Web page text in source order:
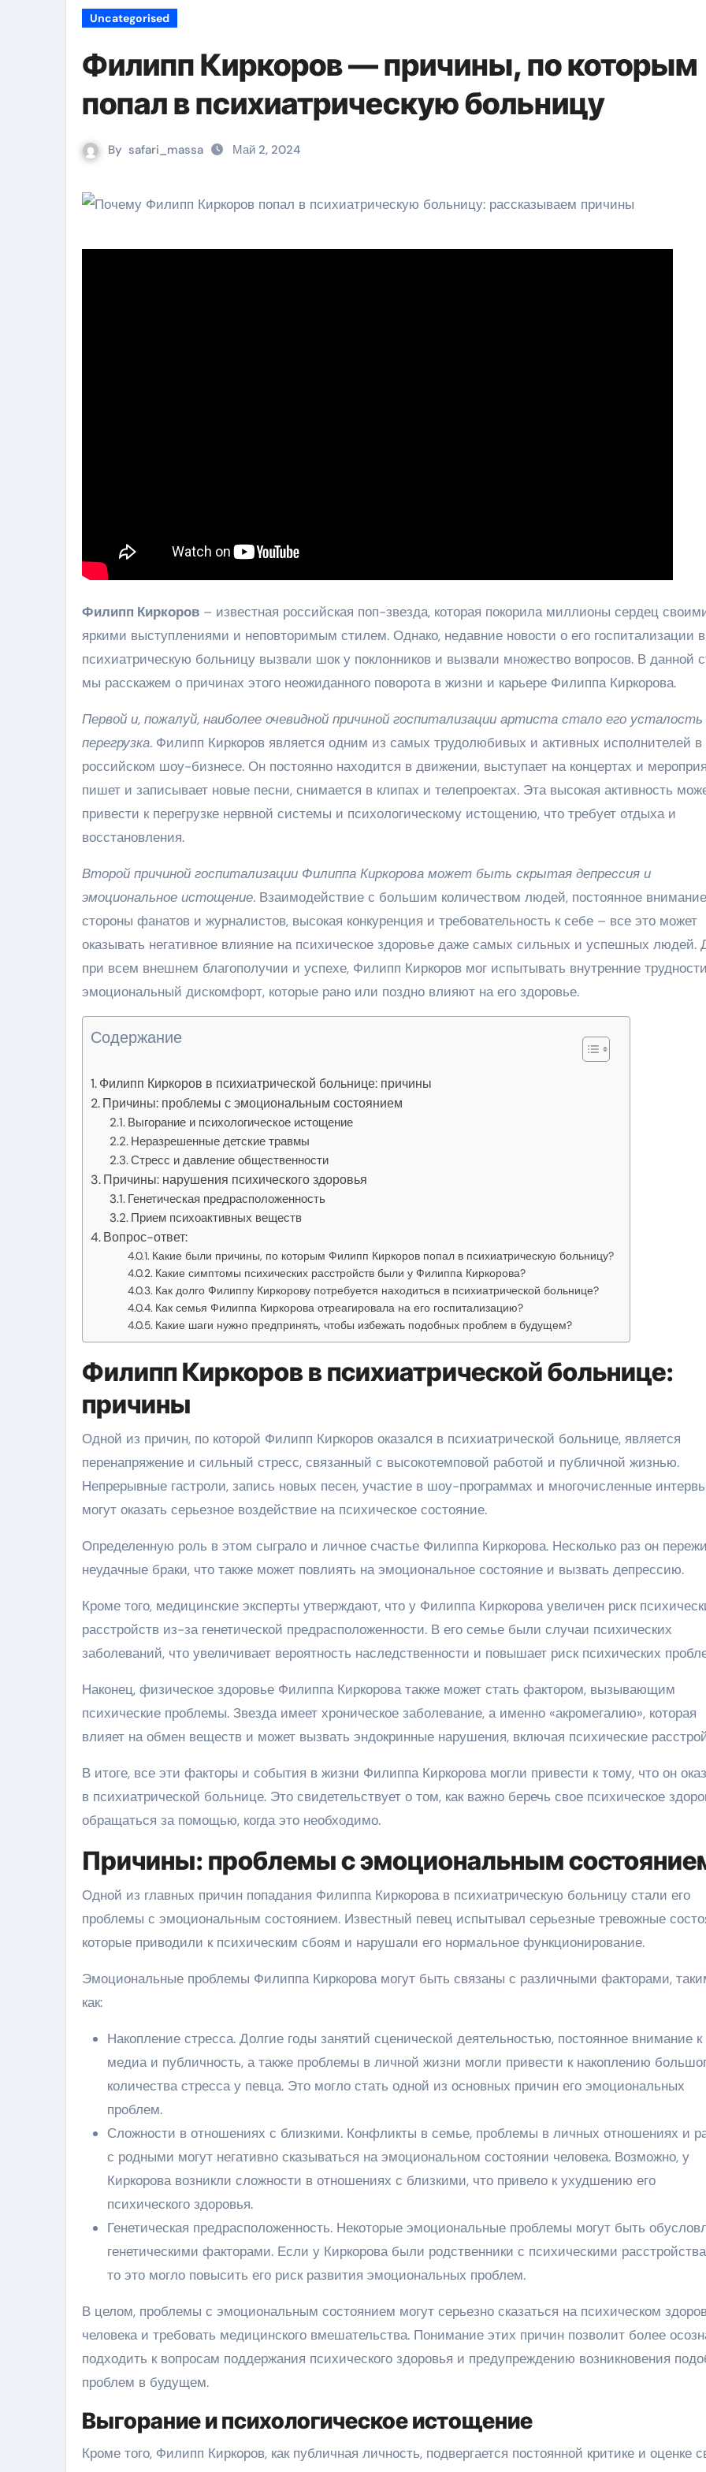
Uncategorised
Филипп Киркоров — причины, по которым
попал в психиатрическую больницу
By safari_massa Май 2, 2024
Филипп Киркоров – известная российская поп-звезда, которая покорила миллионы сердец
яркими выступлениями и неповторимым стилем. Однако, недавние новости о его госпитализации в
психиатрическую больницу вызвали шок у поклонников и вызвали множество вопросов. В данной
мы расскажем о причинах этого неожиданного поворота в жизни и карьере Филиппа Киркорова.
Первой и, пожалуй, наиболее очевидной причиной госпитализации артиста стало его усталость
перегрузка. Филипп Киркоров является одним из самых трудолюбивых и активных исполнителей в
российском шоу-бизнесе. Он постоянно находится в движении, выступает на концертах и
пишет и записывает новые песни, снимается в клипах и телепроектах. Эта высокая активность
привести к перегрузке нервной системы и психологическому истощению, что требует отдыха и
восстановления.
Второй причиной госпитализации Филиппа Киркорова может быть скрытая депрессия и
эмоциональное истощение. Взаимодействие с большим количеством людей, постоянное
стороны фанатов и журналистов, высокая конкуренция и требовательность к себе – все это может
оказывать негативное влияние на психическое здоровье даже самых сильных и успешных людей.
при всем внешнем благополучии и успехе, Филипп Киркоров мог испытывать внутренние
эмоциональный дискомфорт, которые рано или поздно влияют на его здоровье.
Содержание
Филипп Киркоров в психиатрической больнице: причины
Причины: проблемы с эмоциональным состоянием
Выгорание и психологическое истощение
Неразрешенные детские травмы
Стресс и давление общественности
Причины: нарушения психического здоровья
Генетическая предрасположенность
Прием психоактивных веществ
Вопрос-ответ:
Какие были причины, по которым Филипп Киркоров попал в психиатрическую больницу?
Какие симптомы психических расстройств были у Филиппа Киркорова?
Как долго Филиппу Киркорову потребуется находиться в психиатрической больнице?
Как семья Филиппа Киркорова отреагировала на его госпитализацию?
Какие шаги нужно предпринять, чтобы избежать подобных проблем в будущем?
Филипп Киркоров в психиатрической больнице:
причины
Одной из причин, по которой Филипп Киркоров оказался в психиатрической больнице, является
перенапряжение и сильный стресс, связанный с высокотемповой работой и публичной жизнью.
Непрерывные гастроли, запись новых песен, участие в шоу-программах и многочисленные
могут оказать серьезное воздействие на психическое состояние.
Определенную роль в этом сыграло и личное счастье Филиппа Киркорова. Несколько раз он
неудачные браки, что также может повлиять на эмоциональное состояние и вызвать депрессию.
Кроме того, медицинские эксперты утверждают, что у Филиппа Киркорова увеличен риск
расстройств из-за генетической предрасположенности. В его семье были случаи психических
заболеваний, что увеличивает вероятность наследственности и повышает риск психических
Наконец, физическое здоровье Филиппа Киркорова также может стать фактором, вызывающим
психические проблемы. Звезда имеет хроническое заболевание, а именно «акромегалию», которая
влияет на обмен веществ и может вызвать эндокринные нарушения, включая психические
В итоге, все эти факторы и события в жизни Филиппа Киркорова могли привести к тому, что он
в психиатрической больнице. Это свидетельствует о том, как важно беречь свое психическое
обращаться за помощью, когда это необходимо.
Причины: проблемы с эмоциональным
Одной из главных причин попадания Филиппа Киркорова в психиатрическую больницу стали его
проблемы с эмоциональным состоянием. Известный певец испытывал серьезные тревожные
которые приводили к психическим сбоям и нарушали его нормальное функционирование.
Эмоциональные проблемы Филиппа Киркорова могут быть связаны с различными факторами,
как:
Накопление стресса. Долгие годы занятий сценической деятельностью, постоянное внимание к
медиа и публичность, а также проблемы в личной жизни могли привести к накоплению
количества стресса у певца. Это могло стать одной из основных причин его эмоциональных
проблем.
Сложности в отношениях с близкими. Конфликты в семье, проблемы в личных отношениях и
с родными могут негативно сказываться на эмоциональном состоянии человека. Возможно, у
Киркорова возникли сложности в отношениях с близкими, что привело к ухудшению его
психического здоровья.
Генетическая предрасположенность. Некоторые эмоциональные проблемы могут быть
генетическими факторами. Если у Киркорова были родственники с психическими
то это могло повысить его риск развития эмоциональных проблем.
В целом, проблемы с эмоциональным состоянием могут серьезно сказаться на психическом
человека и требовать медицинского вмешательства. Понимание этих причин позволит более
подходить к вопросам поддержания психического здоровья и предупреждению возникновения
проблем в будущем.
Выгорание и психологическое истощение
Кроме того, Филипп Киркоров, как публичная личность, подвергается постоянной критике и оценке